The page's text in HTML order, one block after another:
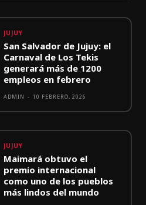
JUJUY
San Salvador de Jujuy: el
Carnaval de Los Tekis
generará más de 1200
empleos en febrero
ADMIN - 10 FEBRERO, 2026
JUJUY
Maimará obtuvo el
premio internacional
como uno de los pueblos
más lindos del mundo